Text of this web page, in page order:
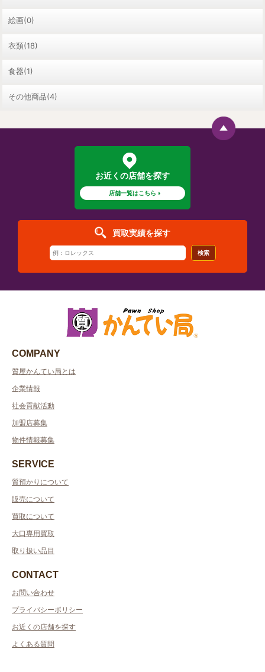
絵画(0)
衣類(18)
食器(1)
その他商品(4)
お近くの店舗を探す
店舗一覧はこちら
買取実績を探す
検索
COMPANY
質屋かんてい局とは
企業情報
社会貢献活動
加盟店募集
物件情報募集
SERVICE
質預かりについて
販売について
買取について
大口専用買取
取り扱い品目
CONTACT
お問い合わせ
プライバシーポリシー
お近くの店舗を探す
よくある質問